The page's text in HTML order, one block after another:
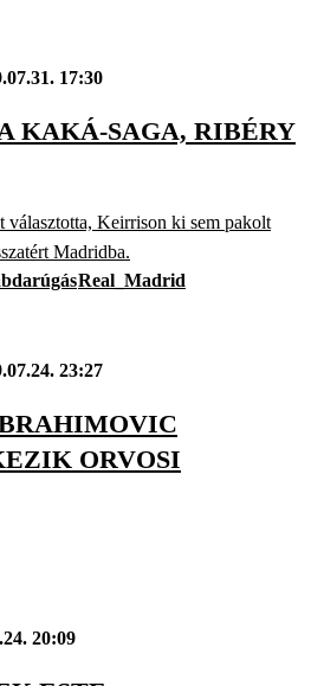
17:30
KAKÁ-SAGA, RIBÉRY
választotta, Keirrison ki sem pakolt
Madridba.
Real_Madrid
23:27
ORVOSI
20:09